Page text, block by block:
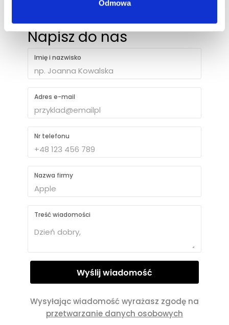
Odmowa
Napisz do nas
Imię i nazwisko
Adres e-mail
Nr telefonu
Nazwa firmy
Treść wiadomości
Wysyłając wiadomość wyrażasz zgodę na
przetwarzanie danych osobowych